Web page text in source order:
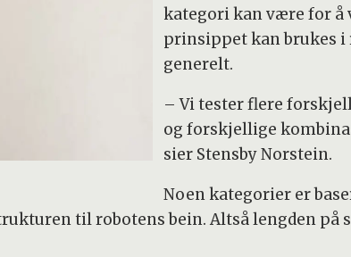
kategori kan være for å
prinsippet kan brukes i
generelt.
– Vi tester flere
og forskjellige
sier Stensby Norstein.
Noen kategorier er
til robotens bein. Altså lengden på